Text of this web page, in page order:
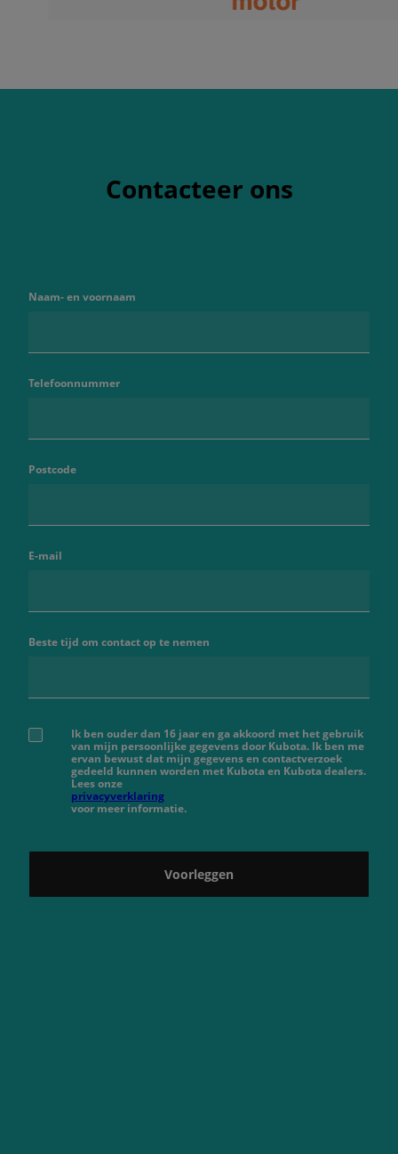
Contacteer ons
Naam- en voornaam
Telefoonnummer
Postcode
E-mail
Beste tijd om contact op te nemen
Ik ben ouder dan 16 jaar en ga akkoord met het gebruik
van mijn persoonlijke gegevens door Kubota. Ik ben me
ervan bewust dat mijn gegevens en contactverzoek
gedeeld kunnen worden met Kubota en Kubota dealers.
Lees onze
privacyverklaring
voor meer informatie.
Voorleggen